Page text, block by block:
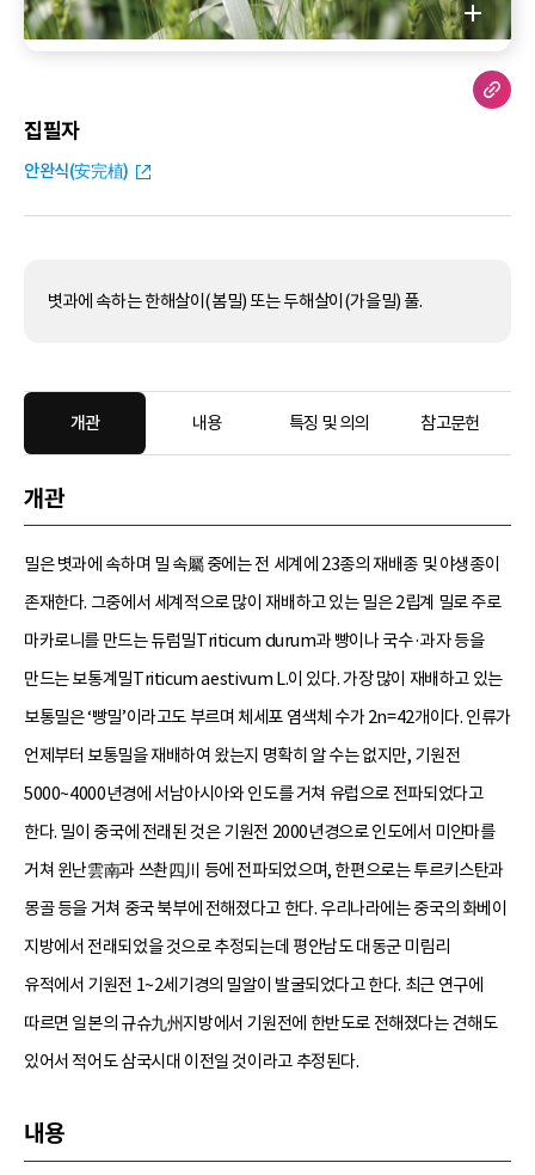
집필자
안완식(安完植)
볏과에 속하는 한해살이(봄밀) 또는 두해살이(가을밀) 풀.
개관 내용 특징 및 의의 참고문헌
개관
밀은 볏과에 속하며 밀 속屬 중에는 전 세계에 23종의 재배종 및 야생종이
존재한다. 그중에서 세계적으로 많이 재배하고 있는 밀은 2립계 밀로 주로
마카로니를 만드는 듀럼밀Triticum durum과 빵이나 국수·과자 등을
만드는 보통계밀Triticum aestivum L.이 있다. 가장 많이 재배하고 있는
보통밀은 ‘빵밀’이라고도 부르며 체세포 염색체 수가 2n=42개이다. 인류가
언제부터 보통밀을 재배하여 왔는지 명확히 알 수는 없지만, 기원전
5000~4000년경에 서남아시아와 인도를 거쳐 유럽으로 전파되었다고
한다. 밀이 중국에 전래된 것은 기원전 2000년경으로 인도에서 미얀마를
거쳐 윈난雲南과 쓰촨四川 등에 전파되었으며, 한편으로는 투르키스탄과
몽골 등을 거쳐 중국 북부에 전해졌다고 한다. 우리나라에는 중국의 화베이
지방에서 전래되었을 것으로 추정되는데 평안남도 대동군 미림리
유적에서 기원전 1~2세기경의 밀알이 발굴되었다고 한다. 최근 연구에
따르면 일본의 규슈九州지방에서 기원전에 한반도로 전해졌다는 견해도
있어서 적어도 삼국시대 이전일 것이라고 추정된다.
내용